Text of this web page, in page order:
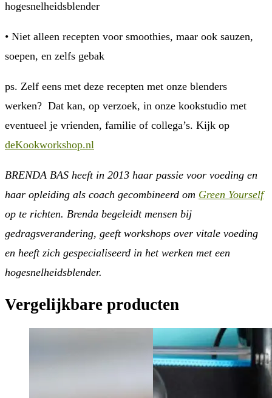
hogesnelheidsblender
• Niet alleen recepten voor smoothies, maar ook sauzen,
soepen, en zelfs gebak
ps. Zelf eens met deze recepten met onze blenders
werken? Dat kan, op verzoek, in onze kookstudio met
eventueel je vrienden, familie of collega’s. Kijk op
deKookworkshop.nl
BRENDA BAS heeft in 2013 haar passie voor voeding en
haar opleiding als coach gecombineerd om Green Yourself
op te richten. Brenda begeleidt mensen bij
gedragsverandering, geeft workshops over vitale voeding
en heeft zich gespecialiseerd in het werken met een
hogesnelheidsblender.
Vergelijkbare producten